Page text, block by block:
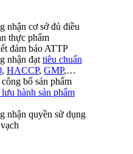
nhận cơ sở đủ điều
thực phẩm
đảm bảo ATTP
nhận đạttiêu chuẩn
, HACCP, GMP,…
bố sản phẩm
hành sản phẩm
nhận quyền sử dụng